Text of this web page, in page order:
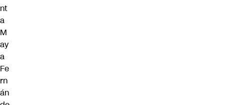
nt
a
M
ay
a
Fe
rn
án